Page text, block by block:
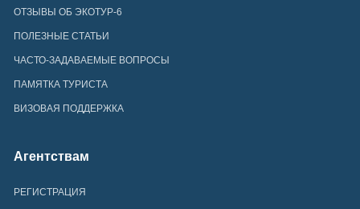
ОТЗЫВЫ ОБ ЭКОТУР-6
ПОЛЕЗНЫЕ СТАТЬИ
ЧАСТО-ЗАДАВАЕМЫЕ ВОПРОСЫ
ПАМЯТКА ТУРИСТА
ВИЗОВАЯ ПОДДЕРЖКА
Агентствам
РЕГИСТРАЦИЯ